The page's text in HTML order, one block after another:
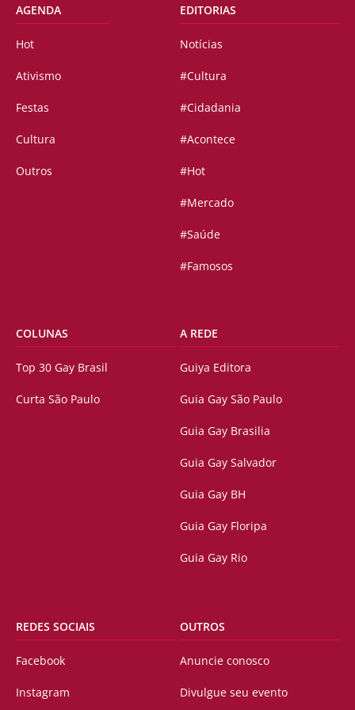
AGENDA
Hot
Ativismo
Festas
Cultura
Outros
EDITORIAS
Notícias
#Cultura
#Cidadania
#Acontece
#Hot
#Mercado
#Saúde
#Famosos
COLUNAS
Top 30 Gay Brasil
Curta São Paulo
A REDE
Guiya Editora
Guia Gay São Paulo
Guia Gay Brasilia
Guia Gay Salvador
Guia Gay BH
Guia Gay Floripa
Guia Gay Rio
REDES SOCIAIS
Facebook
Instagram
OUTROS
Anuncie conosco
Divulgue seu evento